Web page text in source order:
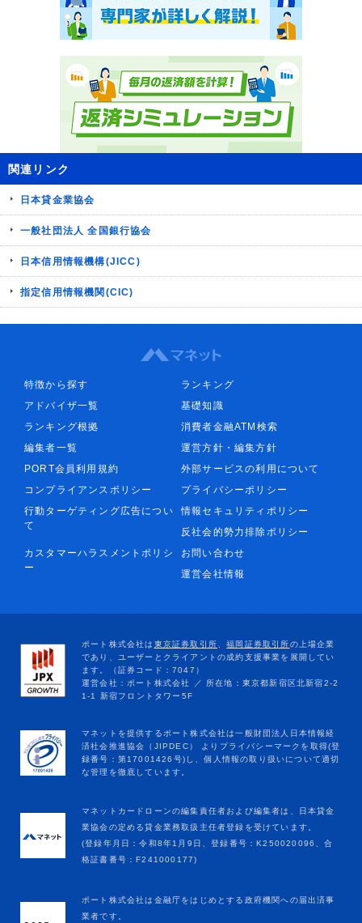
関連リンク
日本貸金業協会
一般社団法人 全国銀行協会
日本信用情報機構(JICC)
指定信用情報機関(CIC)
特徴から探す
ランキング
アドバイザ一覧
基礎知識
ランキング根拠
消費者金融ATM検索
編集者一覧
運営方針・編集方針
PORT会員利用規約
外部サービスの利用について
コンプライアンスポリシー
プライバシーポリシー
行動ターゲティング広告につい
て
情報セキュリティポリシー
反社会的勢力排除ポリシー
カスタマーハラスメントポリシ
ー
お問い合わせ
運営会社情報
マネットカードローンの編集責任者および編集者は、日本貸金
業協会の定める貸金業務取扱主任者登録を受けています。
(登録年月日：令和8年1月9日、登録番号：K250020096、合
格証書番号：F241000177)
ポート株式会社は金融庁をはじめとする政府機関への届出済事
業者です。